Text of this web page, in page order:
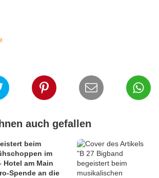
auch gefallen
beim
im
Hotel am Main
Spende an die